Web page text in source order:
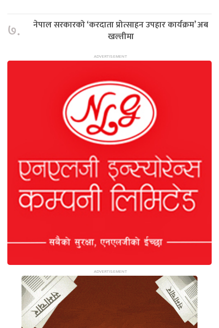
७.
नेपाल सरकारको ‘करदाता प्रोत्साहन उपहार कार्यक्रम’ अब
खल्तीमा